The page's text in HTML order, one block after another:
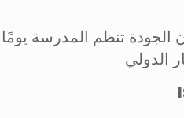
تنظم المدرسة
الدولي